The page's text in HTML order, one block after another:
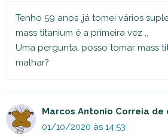
Tenho 59 anos ,já tomei vários
mass titanium é a primeira vez ,.
Uma pergunta, posso tomar mass
malhar?
Marcos Antonio Correia de
01/10/2020 às 14:53